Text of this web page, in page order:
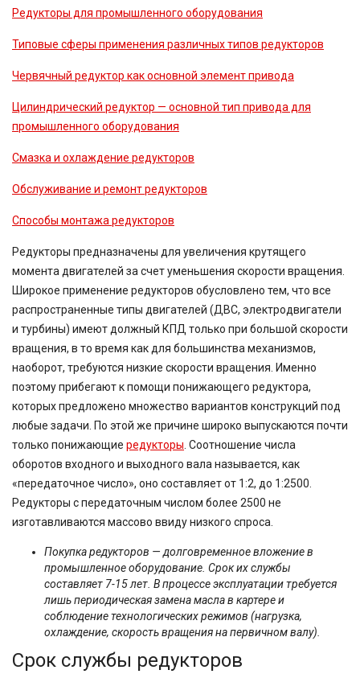
Редукторы для промышленного оборудования
Типовые сферы применения различных типов редукторов
Червячный редуктор как основной элемент привода
Цилиндрический редуктор — основной тип привода для
промышленного оборудования
Смазка и охлаждение редукторов
Обслуживание и ремонт редукторов
Способы монтажа редукторов
Редукторы предназначены для увеличения крутящего
момента двигателей за счет уменьшения скорости вращения.
Широкое применение редукторов обусловлено тем, что все
распространенные типы двигателей (ДВС, электродвигатели
и турбины) имеют должный КПД только при большой скорости
вращения, в то время как для большинства механизмов,
наоборот, требуются низкие скорости вращения. Именно
поэтому прибегают к помощи понижающего редуктора,
которых предложено множество вариантов конструкций под
любые задачи. По этой же причине широко выпускаются почти
только понижающие редукторы . Соотношение числа
оборотов входного и выходного вала называется, как
«передаточное число», оно составляет от 1:2, до 1:2500.
Редукторы с передаточным числом более 2500 не
изготавливаются массово ввиду низкого спроса.
Покупка редукторов — долговременное вложение в
промышленное оборудование. Срок их службы
составляет 7-15 лет. В процессе эксплуатации требуется
лишь периодическая замена масла в картере и
соблюдение технологических режимов (нагрузка,
охлаждение, скорость вращения на первичном валу).
Срок службы редукторов